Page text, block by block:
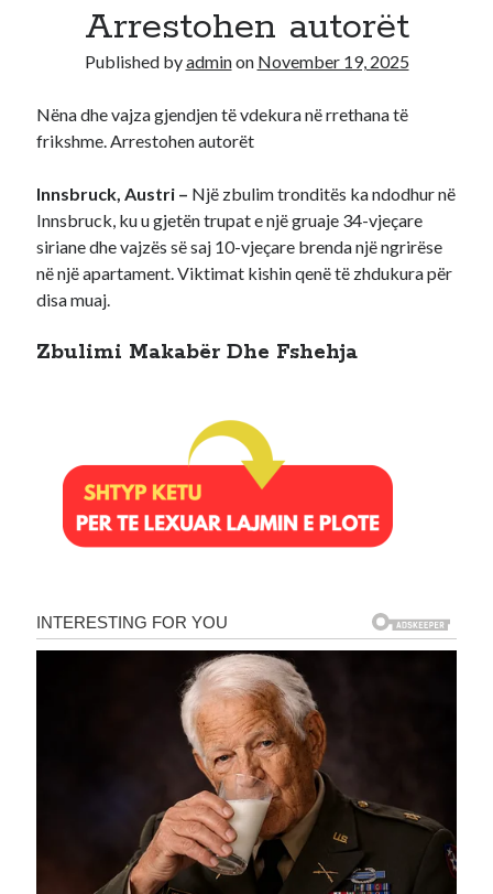
Recent Comments
Arrestohen autorët
Published byadminon November 19, 2025
Nëna dhe vajza gjendjen të vdekura në rrethana të
frikshme. Arrestohen autorët
Innsbruck, Austri – Një zbulim tronditës ka ndodhur në
Innsbruck, ku u gjetën trupat e një gruaje 34-vjeçare
siriane dhe vajzës së saj 10-vjeçare brenda një ngrirëse
në një apartament. Viktimat kishin qenë të zhdukura për
disa muaj.
Zbulimi Makabër Dhe Fshehja